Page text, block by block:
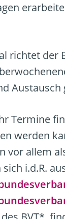
richtet der
Austausch
Termine
werden
vor allem
i.d.R.